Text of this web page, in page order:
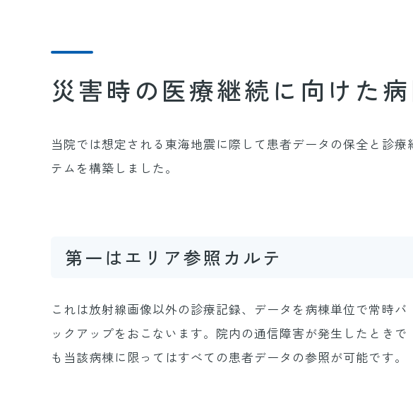
災害時の医療継続に向けた
当院では想定される東海地震に際して患者データの保全と診
テムを構築しました。
第一はエリア参照カルテ
これは放射線画像以外の診療記録、データを病棟単位で常時バ
ックアップをおこないます。院内の通信障害が発生したときで
も当該病棟に限ってはすべての患者データの参照が可能です。